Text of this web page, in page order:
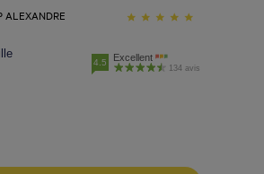
ALEXANDRE
4.5 Excellent
134 avis